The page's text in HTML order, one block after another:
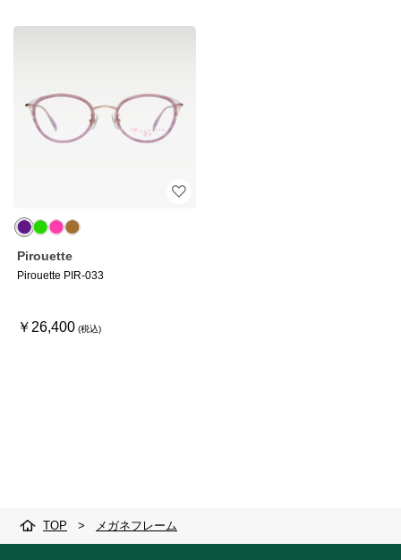
Pirouette
Pirouette PIR-033
￥26,400
TOP > メガネフレーム